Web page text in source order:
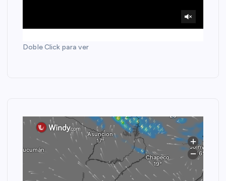
Doble Click para ver